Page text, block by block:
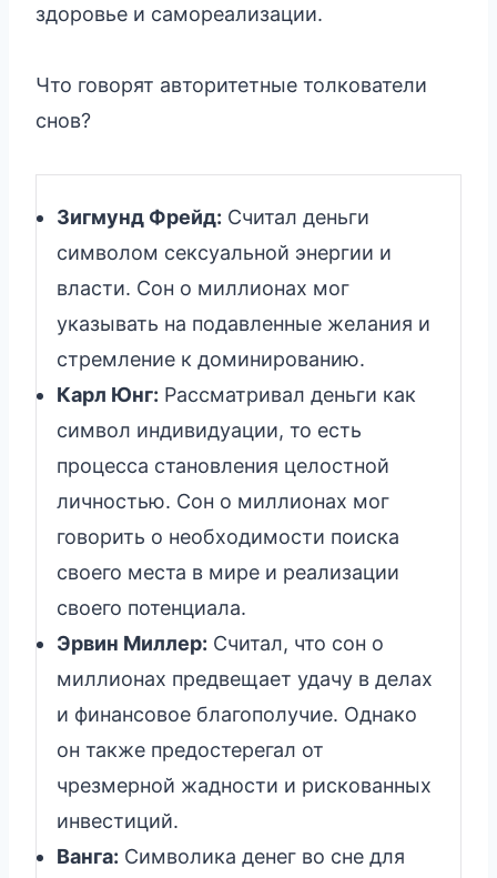
здоровье и самореализации.
Что говорят авторитетные толкователи
снов?
Зигмунд Фрейд: Считал деньги
символом сексуальной энергии и
власти. Сон о миллионах мог
указывать на подавленные желания и
стремление к доминированию.
Карл Юнг: Рассматривал деньги как
символ индивидуации, то есть
процесса становления целостной
личностью. Сон о миллионах мог
говорить о необходимости поиска
своего места в мире и реализации
своего потенциала.
Эрвин Миллер: Считал, что сон о
миллионах предвещает удачу в делах
и финансовое благополучие. Однако
он также предостерегал от
чрезмерной жадности и рискованных
инвестиций.
Ванга: Символика денег во сне для